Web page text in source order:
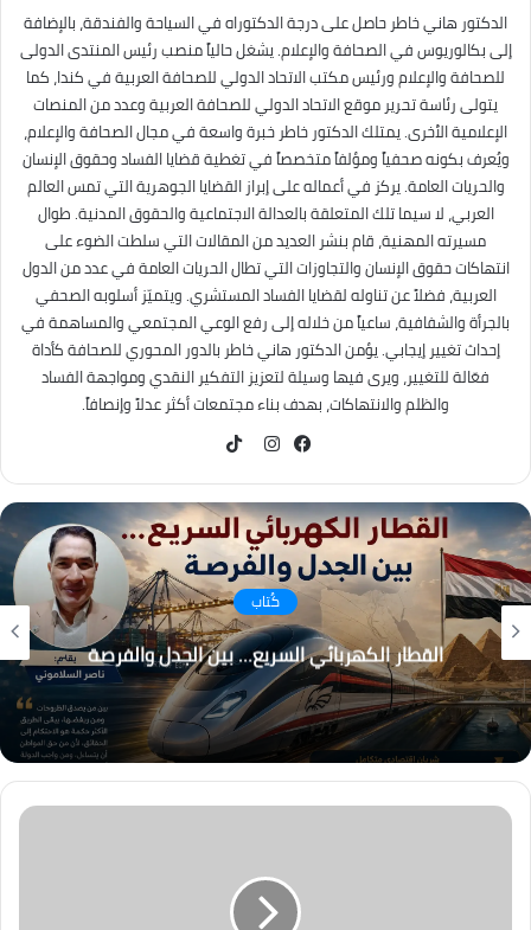
الدكتور هاني خاطر حاصل على درجة الدكتوراه في السياحة والفندقة، بالإضافة
إلى بكالوريوس في الصحافة والإعلام. يشغل حالياً منصب رئيس المنتدى الدولى
للصحافة والإعلام ورئيس مكتب الاتحاد الدولي للصحافة العربية في كندا، كما
يتولى رئاسة تحرير موقع الاتحاد الدولي للصحافة العربية وعدد من المنصات
الإعلامية الأخرى. يمتلك الدكتور خاطر خبرة واسعة في مجال الصحافة والإعلام،
ويُعرف بكونه صحفياً ومؤلفاً متخصصاً في تغطية قضايا الفساد وحقوق الإنسان
والحريات العامة. يركز في أعماله على إبراز القضايا الجوهرية التي تمس العالم
العربي، لا سيما تلك المتعلقة بالعدالة الاجتماعية والحقوق المدنية. طوال
مسيرته المهنية، قام بنشر العديد من المقالات التي سلطت الضوء على
انتهاكات حقوق الإنسان والتجاوزات التي تطال الحريات العامة في عدد من الدول
العربية، فضلاً عن تناوله لقضايا الفساد المستشري. ويتميّز أسلوبه الصحفي
بالجرأة والشفافية، ساعياً من خلاله إلى رفع الوعي المجتمعي والمساهمة في
إحداث تغيير إيجابي. يؤمن الدكتور هاني خاطر بالدور المحوري للصحافة كأداة
فعّالة للتغيير، ويرى فيها وسيلة لتعزيز التفكير النقدي ومواجهة الفساد
والظلم والانتهاكات، بهدف بناء مجتمعات أكثر عدلاً وإنصافاً.
كُتاب
القطار الكهربائي السريع… بين الجدل والفرصة